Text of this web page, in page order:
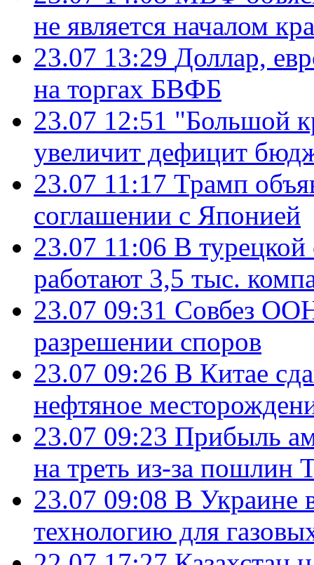
не является началом
23.07 13:29 Доллар,
на торгах БВФБ
23.07 12:51 "Большой
увеличит дефицит
23.07 11:17 Трамп
соглашении с Японией
23.07 11:06 В
работают 3,5 тыс.
23.07 09:31 Совбез
разрешении споров
23.07 09:26 В Китае
нефтяное
23.07 09:23 Прибыль
на треть из-за пошлин
23.07 09:08 В Украине
технологию для